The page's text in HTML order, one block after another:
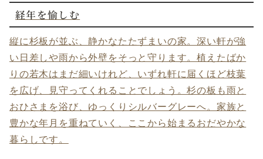
経年を愉しむ
縦に杉板が並ぶ、静かなたたずまいの家。深い軒が強
い日差しや雨から外壁をそっと守ります。植えたばか
りの若木はまだ細いけれど、いずれ軒に届くほど枝葉
を広げ、見守ってくれることでしょう。杉の板も雨と
おひさまを浴び、ゆっくりシルバーグレーへ。家族と
豊かな年月を重ねていく、ここから始まるおだやかな
暮らしです。